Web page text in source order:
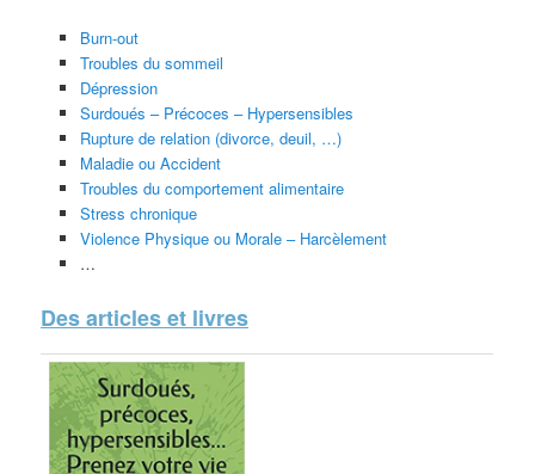
Burn-out
Troubles du sommeil
Dépression
Surdoués – Précoces – Hypersensibles
Rupture de relation (divorce, deuil, …)
Maladie ou Accident
Troubles du comportement alimentaire
Stress chronique
Violence Physique ou Morale – Harcèlement
…
Des articles et livres